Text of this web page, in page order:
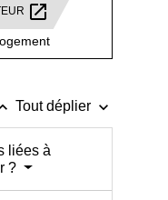
open_in_new
Tout déplier keyboard_arrow_down
liées à
?